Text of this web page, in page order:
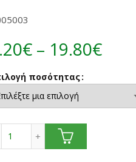
€ – 19.80€Price
ποσότητας
ΕΛΜΑ Classic. Τσίχλα